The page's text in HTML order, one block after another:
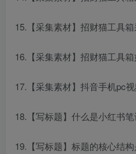
15.【采集素材】招财猫工具
16.【采集素材】招财猫工具
17.【采集素材】抖音手机pc
18.【写标题】什么是小红书
19.【写标题】标题的核心结